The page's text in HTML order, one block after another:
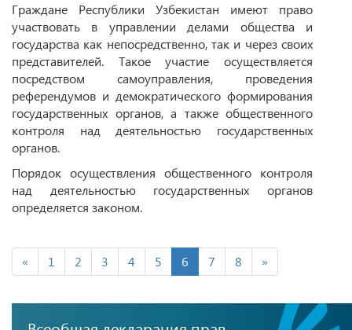
Граждане Республики Узбекистан имеют право
участвовать в управлении делами общества и
государства как непосредственно, так и через своих
представителей. Такое участие осуществляется
посредством самоуправления, проведения
референдумов и демократического формирования
государственных органов, а также общественного
контроля над деятельностью государственных
органов.
Порядок осуществления общественного контроля
над деятельностью государственных органов
определяется законом.
« 1 2 3 4 5 6 7 8 »